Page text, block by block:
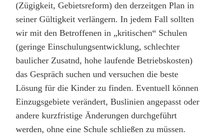
(Zügigkeit, Gebietsreform) den derzeitgen Plan in
seiner Gültigkeit verlängern. In jedem Fall sollten
wir mit den Betroffenen in „kritischen“ Schulen
(geringe Einschulungsentwicklung, schlechter
baulicher Zusatnd, hohe laufende Betriebskosten)
das Gespräch suchen und versuchen die beste
Lösung für die Kinder zu finden. Eventuell können
Einzugsgebiete verändert, Buslinien angepasst oder
andere kurzfristige Änderungen durchgeführt
werden, ohne eine Schule schließen zu müssen.